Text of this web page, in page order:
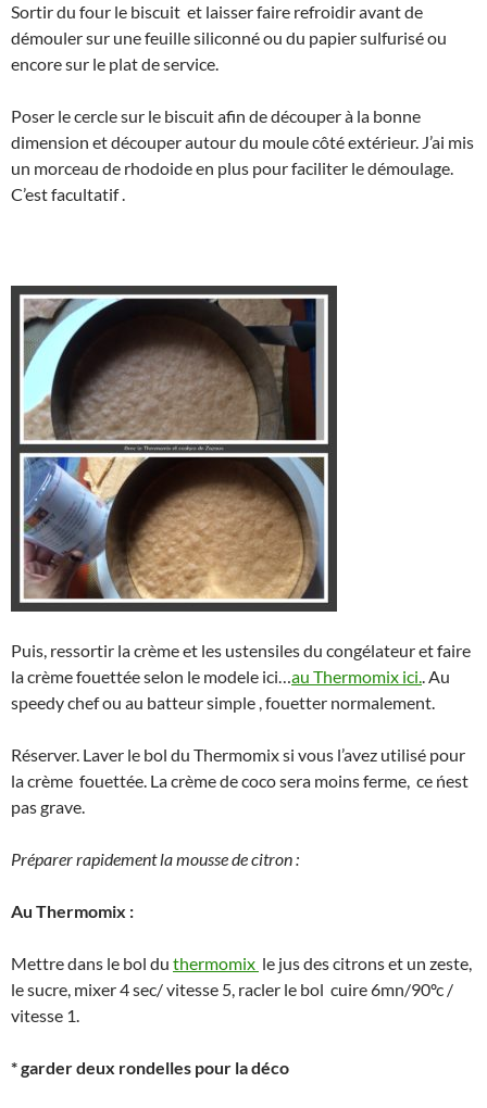
Sortir du four le biscuit et laisser faire refroidir avant de
démouler sur une feuille siliconné ou du papier sulfurisé ou
encore sur le plat de service.
Poser le cercle sur le biscuit afin de découper à la bonne
dimension et découper autour du moule côté extérieur. J’ai mis
un morceau de rhodoide en plus pour faciliter le démoulage.
C’est facultatif .
Puis, ressortir la crème et les ustensiles du congélateur et faire
la crème fouettée selon le modele ici…au Thermomix ici.. Au
speedy chef ou au batteur simple , fouetter normalement.
Réserver. Laver le bol du Thermomix si vous l’avez utilisé pour
la crème fouettée. La crème de coco sera moins ferme, ce ńest
pas grave.
Préparer rapidement la mousse de citron :
Au Thermomix :
Mettre dans le bol du thermomix le jus des citrons et un zeste,
le sucre, mixer 4 sec/ vitesse 5, racler le bol cuire 6mn/90ºc /
vitesse 1.
* garder deux rondelles pour la déco